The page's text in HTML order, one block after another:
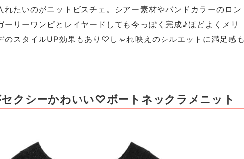
れたいのがニットビスチェ。シアー素材やバンドカラーのロン
ーリーワンピとレイヤードしても今っぽく完成♪ほどよくメリ
のスタイルUP効果もあり♡しゃれ映えのシルエットに満足感も
クシーかわいい♡ボートネックラメニット